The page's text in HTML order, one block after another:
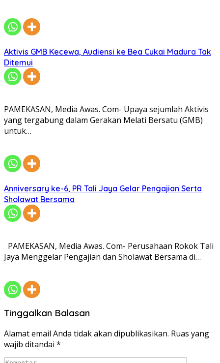
Aktivis GMB Kecewa, Audiensi ke Bea Cukai Madura Tak
Ditemui
PAMEKASAN, Media Awas. Com- Upaya sejumlah Aktivis
yang tergabung dalam Gerakan Melati Bersatu (GMB)
untuk…
Anniversary ke-6, PR Tali Jaya Gelar Pengajian Serta
Sholawat Bersama
PAMEKASAN, Media Awas. Com- Perusahaan Rokok Tali
Jaya Menggelar Pengajian dan Sholawat Bersama di…
Tinggalkan Balasan
Alamat email Anda tidak akan dipublikasikan. Ruas yang
wajib ditandai *